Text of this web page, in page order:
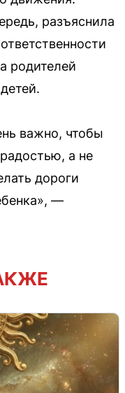
разъяснила
родителей
важно, чтобы
а не
дороги
—